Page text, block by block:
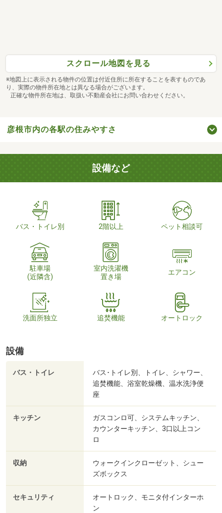
スクロール地図を見る
※地図上に表示される物件の位置は付近住所に所在することを表すものであ
り、実際の物件所在地とは異なる場合がございます。
正確な物件所在地は、取扱い不動産会社にお問い合わせください。
彦根市内の各駅の住みやすさ
設備など
バス・トイレ別 2階以上 ペット相談可
駐車場
(近隣含)
室内洗濯機
置き場
エアコン
洗面所独立 追焚機能 オートロック
設備
バス・トイレ
バス･トイレ別、トイレ、シャワー、
追焚機能、浴室乾燥機、温水洗浄便
座
キッチン
ガスコンロ可、システムキッチン、
カウンターキッチン、3口以上コン
ロ
収納
ウォークインクローゼット、シュー
ズボックス
セキュリティ
オートロック、モニタ付インターホ
ン